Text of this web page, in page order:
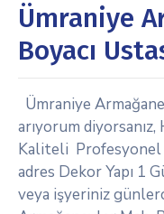
Ümraniye
Boyacı
Ümraniye
arıyorum diyorsanız,
Kaliteli Profesyonel
adres Dekor Yapı 1
veya işyeriniz